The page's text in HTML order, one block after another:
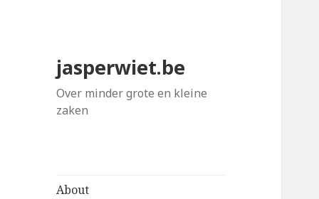
jasperwiet.be
Over minder grote en kleine
zaken
About